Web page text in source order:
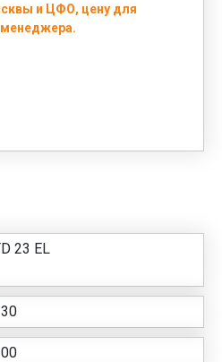
и ЦФО, цену для
менеджера.
23 EL